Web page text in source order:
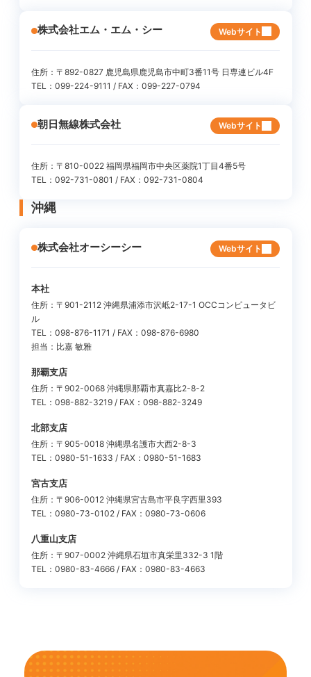
株式会社エム・エム・シー Webサイト
住所：〒892-0827 鹿児島県鹿児島市中町3番11号 日専連ビル4F
TEL：099-224-9111 / FAX：099-227-0794
朝日無線株式会社 Webサイト
住所：〒810-0022 福岡県福岡市中央区薬院1丁目4番5号
TEL：092-731-0801 / FAX：092-731-0804
沖縄
株式会社オーシーシー Webサイト
本社
住所：〒901-2112 沖縄県浦添市沢岻2-17-1 OCCコンピュータビ
ル
TEL：098-876-1171 / FAX：098-876-6980
担当：比嘉 敏雅
那覇支店
住所：〒902-0068 沖縄県那覇市真嘉比2-8-2
TEL：098-882-3219 / FAX：098-882-3249
北部支店
住所：〒905-0018 沖縄県名護市大西2-8-3
TEL：0980-51-1633 / FAX：0980-51-1683
宮古支店
住所：〒906-0012 沖縄県宮古島市平良字西里393
TEL：0980-73-0102 / FAX：0980-73-0606
八重山支店
住所：〒907-0002 沖縄県石垣市真栄里332-3 1階
TEL：0980-83-4666 / FAX：0980-83-4663